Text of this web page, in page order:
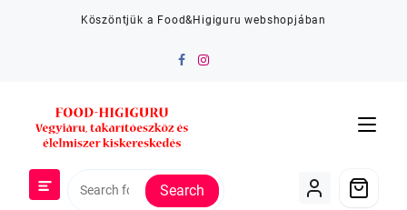
Köszöntjük a Food&Higiguru webshopjában
Search